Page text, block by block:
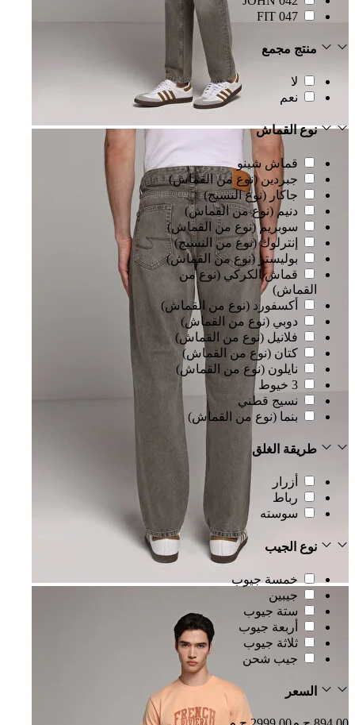
047 FIT
منتج مجمع
لا
نعم
نوع القماش
قماش شينو
جبردين (نوع من القماش)
جاكار (نوع النسيج)
دنيم (نوع من القماش)
سوبريم (نوع من القماش)
إنترلوك (نوع من النسيج)
بوليستر (نوع من القماش)
قماش الكركي (نوع من
القماش)
أكسفورد (نوع من القماش)
دوبي (نوع من القماش)
فلانيل (نوع من القماش)
كتان (نوع من القماش)
نايلون (نوع من القماش)
3 خيوط
نسيج قطني
بنما (نوع من القماش)
طريقة الغلق
أزرار
رباط
سوسته
نوع الجيب
خمسة جيوب
جيبين
ستة جيوب
أربعة جيوب
ثلاثة جيوب
جيب شحن
السعر